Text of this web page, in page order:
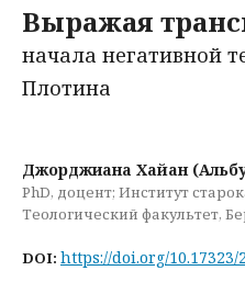
Выражая
начала негативной
Плотина
Джорджиана Хайан
PhD, доцент; Институт
Теологический факультет,
DOI: https://doi.org/